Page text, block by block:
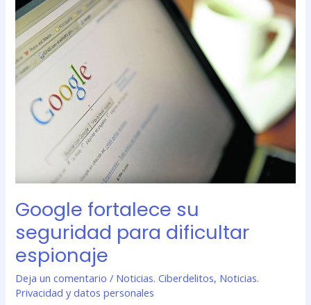
Google fortalece su
seguridad para dificultar
espionaje
Deja un comentario / Noticias. Ciberdelitos, Noticias.
Privacidad y datos personales
fortalece
su
seguridad
para
dificultar
espionaje